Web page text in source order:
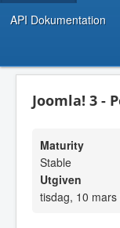
API Dokumentation
Joomla! 3 -
Maturity
Stable
Utgiven
tisdag, 10